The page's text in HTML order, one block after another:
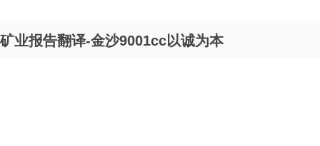
矿业报告翻译-金沙9001cc以诚为本